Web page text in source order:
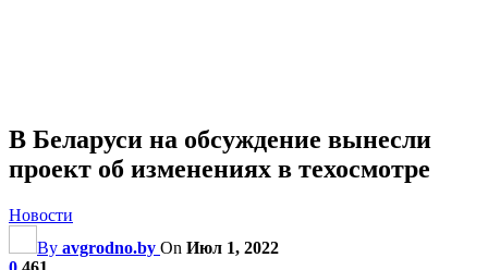
В Беларуси на обсуждение вынесли
проект об изменениях в техосмотре
Новости
By avgrodno.by On Июл 1, 2022